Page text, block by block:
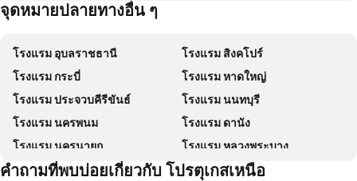
โรงแรม เกาะลันตา
จุดหมายปลายทางอื่น ๆ
โรงแรม อุบลราชธานี
โรงแรม สิงคโปร์
โรงแรม กระบี่
โรงแรม หาดใหญ่
โรงแรม ประจวบคีรีขันธ์
โรงแรม นนทบุรี
โรงแรม นครพนม
โรงแรม ดานัง
โรงแรม นครนายก
โรงแรม หลวงพระบาง
โรงแรม เกาะล้าน
โรงแรม ซินยี่
คำถามที่พบบ่อยเกี่ยวกับ โปรตุเกสเหนือ